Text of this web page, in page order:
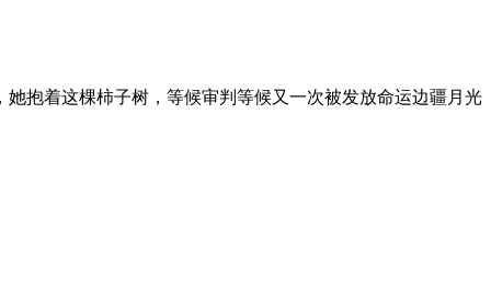
抱着这棵柿子树，等候审判等候又一次被发放命运边疆月光